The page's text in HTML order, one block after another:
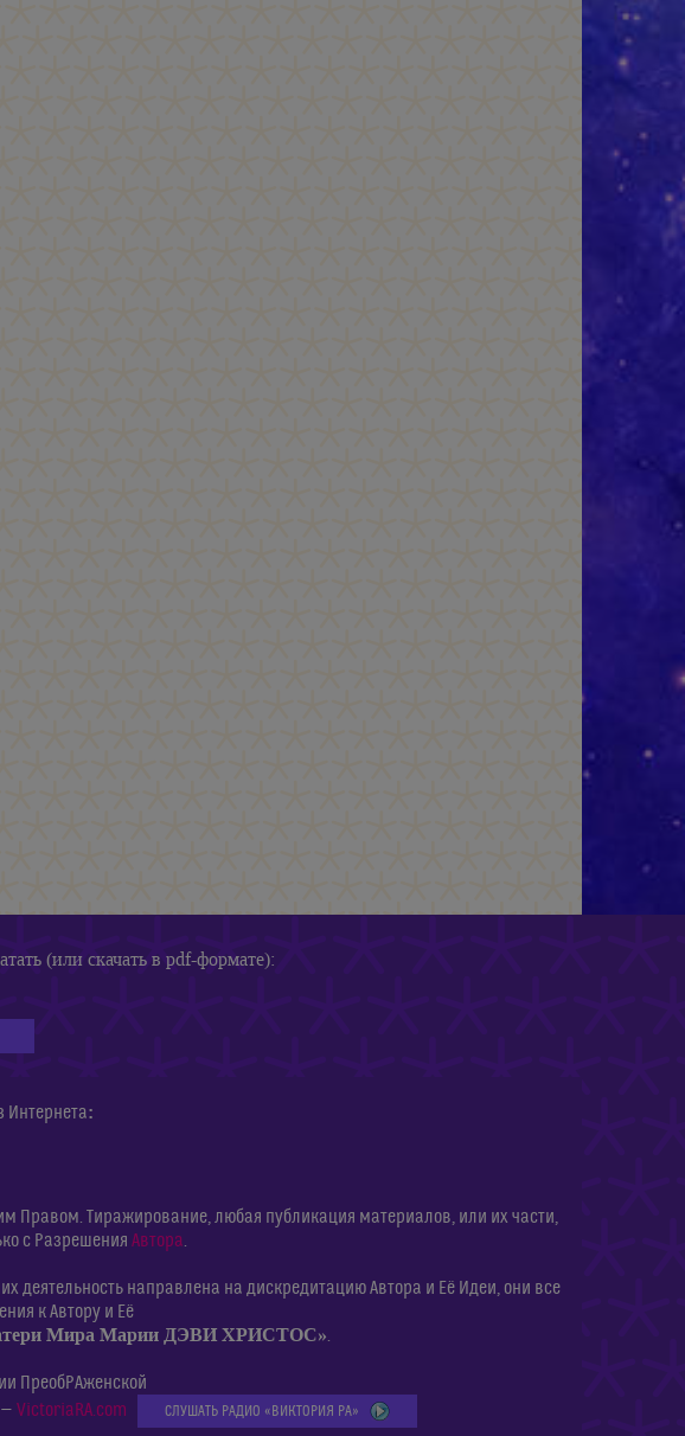
(или скачать в pdf-формате):
Интернета:
Тиражирование, любая публикация материалов, или их части,
с Разрешения Автора.
деятельность направлена на дискредитацию Автора и Её Идеи, они все
к Автору и Её
Мира Марии ДЭВИ ХРИСТОС».
ПреобРАженской
— VictoriaRA.com СЛУШАТЬ РАДИО «ВИКТОРИЯ РА»